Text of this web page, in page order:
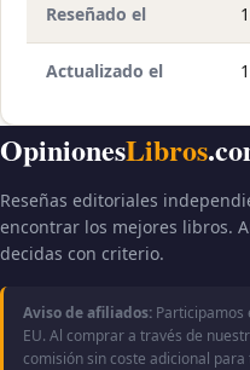
Reseñado el
Actualizado el
OpinionesLibros
Reseñas editoriales
encontrar los mejores libros.
decidas con criterio.
Aviso de afiliados: Participamos
EU. Al comprar a través de
comisión sin coste adicional para